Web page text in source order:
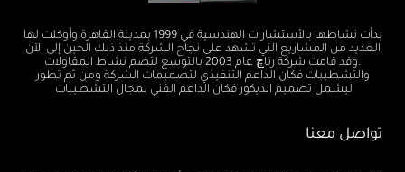
بدأت نشاطها بالأستشارات الهندسية في 1999 بمدينة القاهرة وأوكلت لها
العديد من المشاريع التي تشهد على نجاح الشركة منذ ذلك الحين إلى الآن
.وقد قامت شركة رتاچ عام 2003 بالتوسع لتضم نشاط المقاولات
والتشطيبات فكان الداعم التنفيذي لتصميمات الشركة ومن ثم تطور
ليشمل تصميم الديكور فكان الداعم الفني لمجال التشطيبات
تواصل معنا